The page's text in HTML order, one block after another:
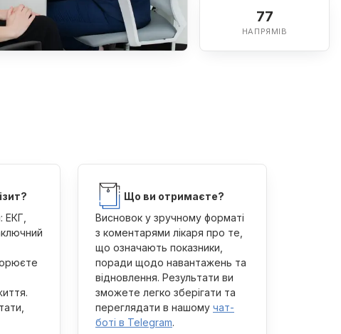
77
НАПРЯМІВ
Що ви отримаєте?
Висновок у зручному форматі
з коментарями лікаря про те,
що означають показники,
поради щодо навантажень та
відновлення. Результати ви
зможете легко зберігати та
переглядати в нашому чат-
боті в Telegram.